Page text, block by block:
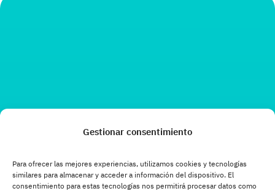
Gestionar consentimiento
Para ofrecer las mejores experiencias, utilizamos cookies y tecnologías
similares para almacenar y acceder a información del dispositivo. El
consentimiento para estas tecnologías nos permitirá procesar datos como